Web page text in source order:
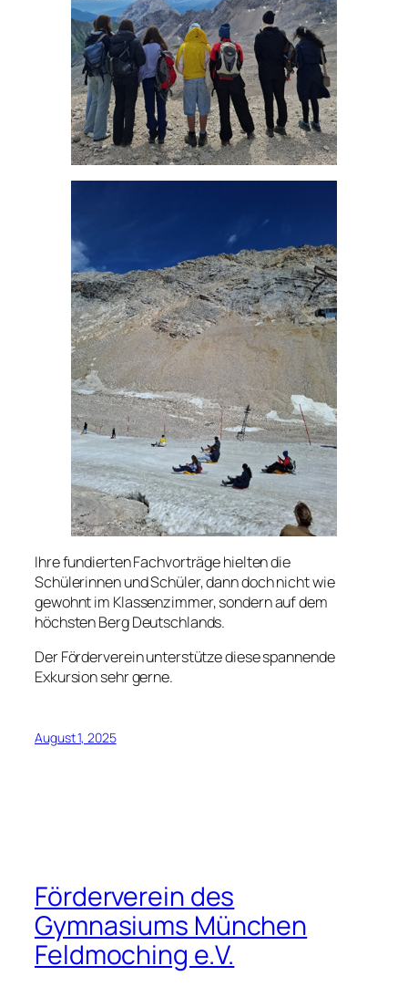
Ihre fundierten Fachvorträge hielten die
Schülerinnen und Schüler, dann doch nicht wie
gewohnt im Klassenzimmer, sondern auf dem
höchsten Berg Deutschlands.
Der Förderverein unterstütze diese spannende
Exkursion sehr gerne.
August 1, 2025
Förderverein des
Gymnasiums München
Feldmoching e.V.